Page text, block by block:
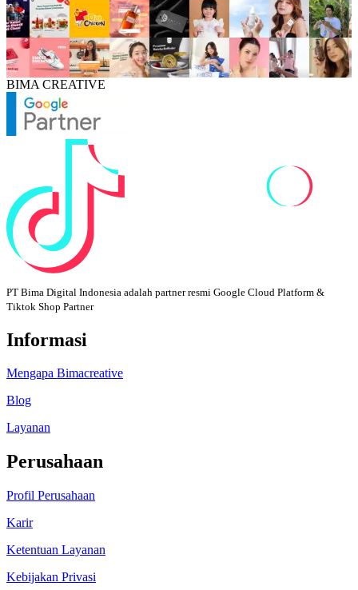
BIMA CREATIVE
PT Bima Digital Indonesia adalah partner resmi Google Cloud Platform &
Tiktok Shop Partner
Informasi
Mengapa Bimacreative
Blog
Layanan
Perusahaan
Profil Perusahaan
Karir
Ketentuan Layanan
Kebijakan Privasi